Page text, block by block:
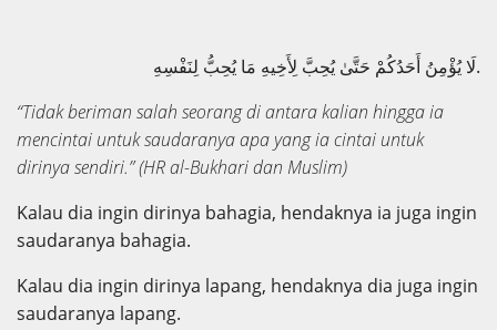
لَا يُؤْمِنُ أَحَدُكُمْ حَتَّىٰ يُحِبَّ لِأَخِيهِ مَا يُحِبُّ لِنَفْسِهِ.
“Tidak beriman salah seorang di antara kalian hingga ia
mencintai untuk saudaranya apa yang ia cintai untuk
dirinya sendiri.”(HR al-Bukhari dan Muslim)
Kalau dia ingin dirinya bahagia, hendaknya ia juga ingin
saudaranya bahagia.
Kalau dia ingin dirinya lapang, hendaknya dia juga ingin
saudaranya lapang.